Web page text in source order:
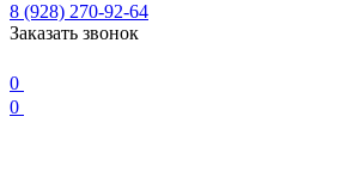
8 (928) 270-92-64
Заказать звонок
0
0